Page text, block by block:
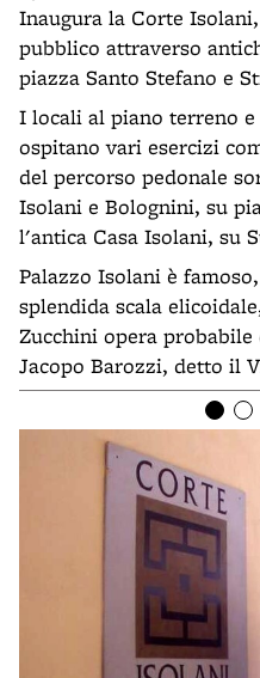
Inaugura la Corte
pubblico attraverso
piazza Santo Stefano e
I locali al piano terreno
ospitano vari esercizi
del percorso pedonale
Isolani e Bolognini, su
l'antica Casa Isolani, su
Palazzo Isolani è
splendida scala
Zucchini opera
Jacopo Barozzi, detto il